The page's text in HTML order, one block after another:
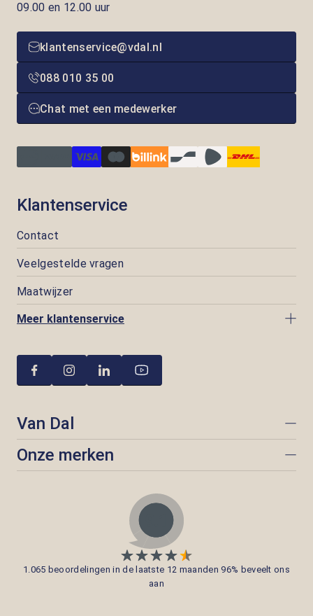
09.00 en 12.00 uur
klantenservice@vdal.nl
088 010 35 00
Chat met een medewerker
Klantenservice
Contact
Veelgestelde vragen
Maatwijzer
Meer klantenservice
Van Dal
Onze merken
1.065 beoordelingen in de laatste 12 maanden 96% beveelt ons
aan